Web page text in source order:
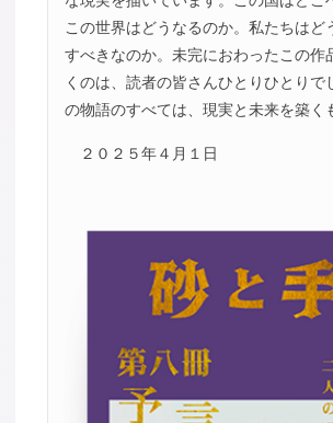
この世界はどうなるのか。私たちはど
すべきなのか。未完におわったこの作
くのは、読者の皆さんひとりひとりで
の物語のすべては、現実と未来を築く
２０２５年４月１日